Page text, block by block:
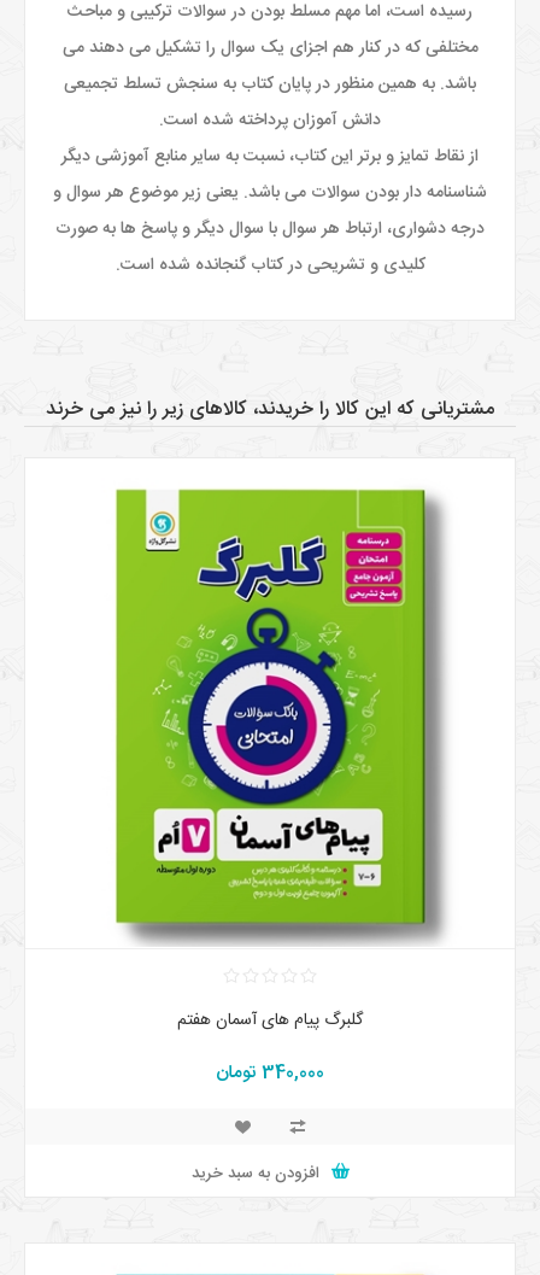
رسیده است، اما مهم مسلط بودن در سوالات ترکیبی و مباحث
مختلفی که در کنار هم اجزای یک سوال را تشکیل می دهند می
باشد. به همین منظور در پایان کتاب به سنجش تسلط تجمیعی
دانش آموزان پرداخته شده است.
از نقاط تمایز و برتر این کتاب، نسبت به سایر منابع آموزشی دیگر
شناسنامه دار بودن سوالات می باشد. یعنی زیر موضوع هر سوال و
درجه دشواری، ارتباط هر سوال با سوال دیگر و پاسخ ها به صورت
کلیدی و تشریحی در کتاب گنجانده شده است.
مشتریانی که این کالا را خریدند، کالاهای زیر را نیز می خرند
گلبرگ پیام های آسمان هفتم
340,000 تومان
افزودن به سبد خرید